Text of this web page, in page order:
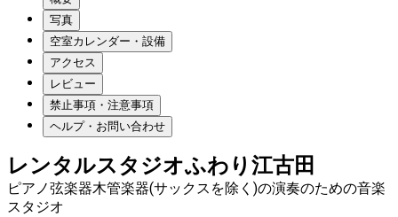
写真
空室カレンダー・設備
アクセス
レビュー
禁止事項・注意事項
ヘルプ・お問い合わせ
レンタルスタジオふわり江古田
ピアノ弦楽器木管楽器(サックスを除く)の演奏のための音楽
スタジオ